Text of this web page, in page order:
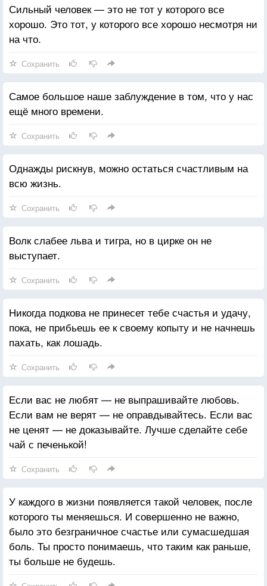
Сильный человек — это не тот у которого все
хорошо. Это тот, у которого все хорошо несмотря ни
на что.
Сохранить
Самое большое наше заблуждение в том, что у нас
ещё много времени.
Сохранить
Однажды рискнув, можно остаться счастливым на
всю жизнь.
Сохранить
Волк слабее льва и тигра, но в цирке он не
выступает.
Сохранить
Никогда подкова не принесет тебе счастья и удачу,
пока, не прибьешь ее к своему копыту и не начнешь
пахать, как лошадь.
Сохранить
Если вас не любят — не выпрашивайте любовь.
Если вам не верят — не оправдывайтесь. Если вас
не ценят — не доказывайте. Лучше сделайте себе
чай с печенькой!
Сохранить
У каждого в жизни появляется такой человек, после
которого ты меняешься. И совершенно не важно,
было это безграничное счастье или сумасшедшая
боль. Ты просто понимаешь, что таким как раньше,
ты больше не будешь.